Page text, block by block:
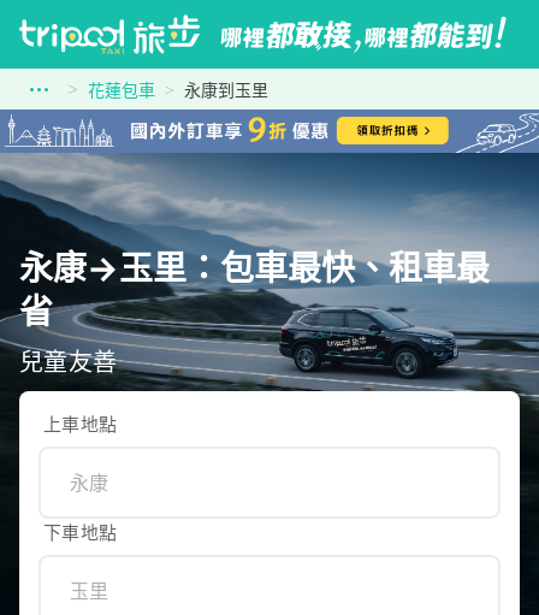
花蓮包車 永康到玉里
永康→玉里：包車最快、租車最
省
兒童友善
上車地點
下車地點